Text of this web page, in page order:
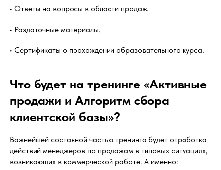
• Ответы на вопросы в области продаж.
• Раздаточные материалы.
• Сертификаты о прохождении образовательного курса.
Что будет на тренинге «Активные
продажи и Алгоритм сбора
клиентской базы»?
Важнейшей составной частью тренинга будет отработка
действий менеджеров по продажам в типовых ситуациях,
возникающих в коммерческой работе. А именно: